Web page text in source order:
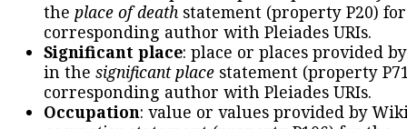
the place of death statement (property P20)
corresponding author with Pleiades URIs.
Significant place: place or places provided
in the significant place statement (property
corresponding author with Pleiades URIs.
Occupation: value or values provided by